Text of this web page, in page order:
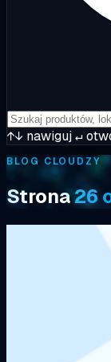
↑↓ nawiguj↵
BLOG CLOUDZY
Strona26